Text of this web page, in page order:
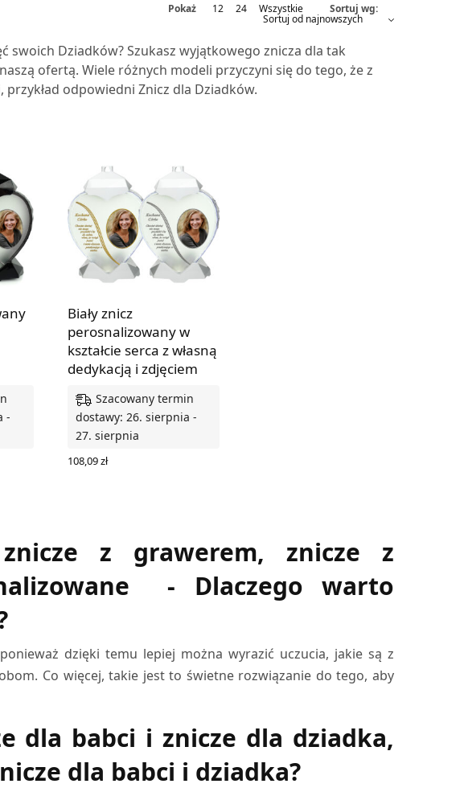
Pokaż 12 24 Wszystkie Sortuj wg:
Dziadków? Szukasz wyjątkowego znicza dla tak
ofertą. Wiele różnych modeli przyczyni się do tego, że z
odpowiedni Znicz dla Dziadków.
-
Biały znicz
perosnalizowany w
kształcie serca z własną
dedykacją i zdjęciem
Szacowany termin
dostawy: 26. sierpnia -
27. sierpnia
108,09zł
z grawerem, znicze z
- Dlaczego warto
dzięki temu lepiej można wyrazić uczucia, jakie są z
Co więcej, takie jest to świetne rozwiązanie do tego, aby
dla babci i znicze dla dziadka,
dla babci i dziadka?